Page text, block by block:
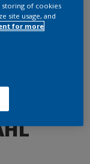
finden
storing of cookies
site usage, and
for more